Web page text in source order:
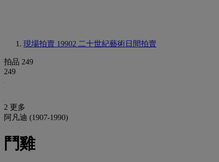
現場拍賣 19902 二十世紀藝術日間拍賣
拍品 249
249
2 更多
阿凡迪 (1907-1990)
鬥雞